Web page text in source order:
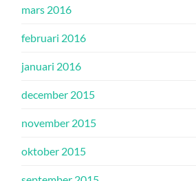
mars 2016
februari 2016
januari 2016
december 2015
november 2015
oktober 2015